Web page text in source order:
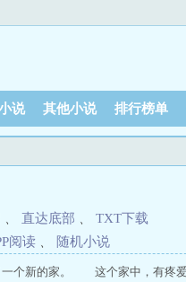
说 其他小说 排行榜单
直达底部
TXT下载
阅读 随机小说
一个新的家。 这个家中，有疼